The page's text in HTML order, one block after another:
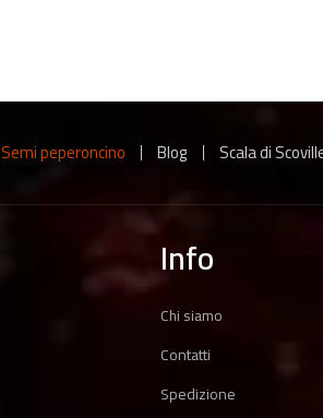
Semi peperoncino Blog Scala di
Info
Chi siamo
Contatti
Spedizione